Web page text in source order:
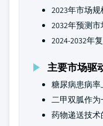
2023年市场
2032年预测
2024-2032年
主要市场驱
糖尿病患病率
二甲双胍作为
药物递送技术